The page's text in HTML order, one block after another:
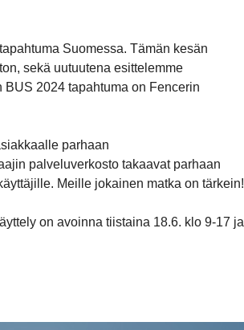
Suomessa. Tämän kesän
sekä uutuutena esittelemme
2024 tapahtuma on Fencerin
parhaan
palveluverkosto takaavat parhaan
Meille jokainen matka on tärkein!
on avoinna tiistaina 18.6. klo 9-17 ja